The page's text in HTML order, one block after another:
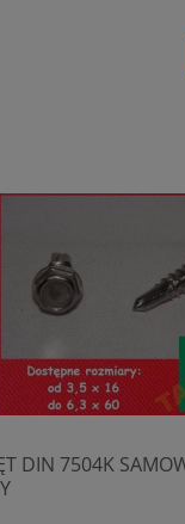
DIN 7504K